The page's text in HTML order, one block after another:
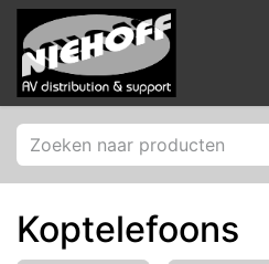
Overslaan naar inhoud
Koptelefoons